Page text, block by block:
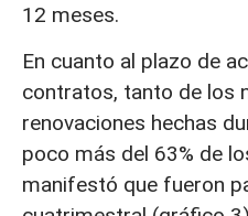
12 meses.
En cuanto al plazo de
contratos, tanto de los
renovaciones hechas
poco más del 63% de
manifestó que fueron